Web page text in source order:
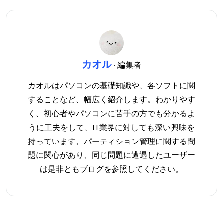
カオル· 編集者
カオルはパソコンの基礎知識や、各ソフトに関
することなど、幅広く紹介します。わかりやす
く、初心者やパソコンに苦手の方でも分かるよ
うに工夫をして、IT業界に対しても深い興味を
持っています。パーティション管理に関する問
題に関心があり、同じ問題に遭遇したユーザー
は是非ともブログを参照してください。